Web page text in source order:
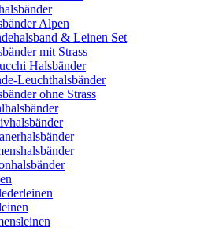
Alpen
& Leinen Set
mit Strass
Halsbänder
Leuchthalsbänder
ohne Strass